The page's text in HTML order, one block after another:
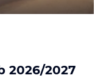
2026/2027